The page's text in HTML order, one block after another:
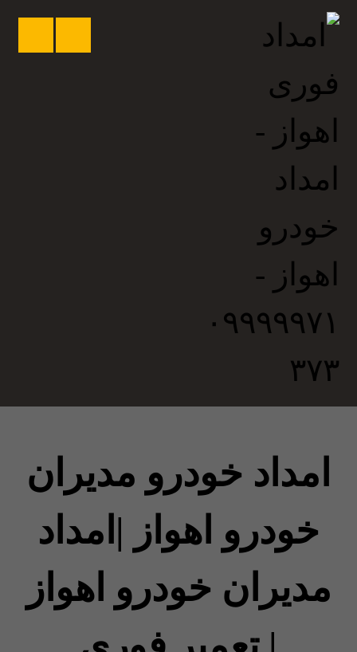
امداد خودرو مدیران
خودرو اهواز |امداد
مدیران خودرو اهواز